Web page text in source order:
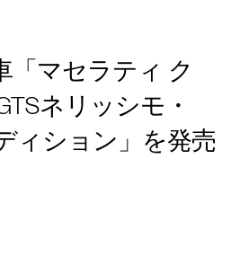
「マセラティ ク
ネリッシモ・
ィション」を発売